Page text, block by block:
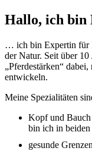
Hallo, ich
… ich bin Expertin für
der Natur. Seit über
„Pferdestärken“
entwickeln.
Meine Spezialitäten
Kopf und Bauch
bin ich in
gesunde